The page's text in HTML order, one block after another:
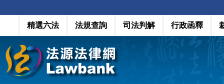
精選六法 法規查詢 司法判解 行政函釋